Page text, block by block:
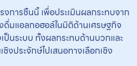
การชิ้นนี้ เพื่อประเมินผลกระทบจาก
ดื่มแอลกอฮอล์ในมิติด้านเศรษฐกิจ
ป็นระบบ ทั้งผลกระทบด้านบวกและ
งประจักษ์ไปเสนอทางเลือกเชิง